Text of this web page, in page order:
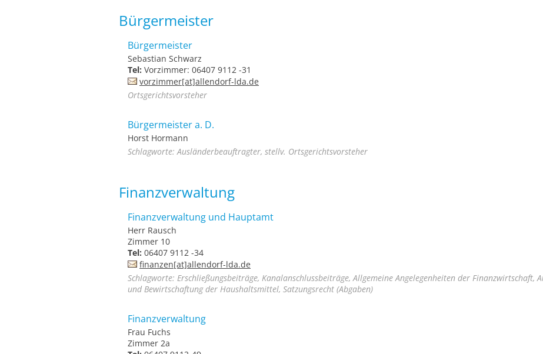
Bürgermeister
Bürgermeister
Sebastian Schwarz
Tel: Vorzimmer: 06407 9112 -31
vorzimmer[at]allendorf-lda.de
Ortsgerichtsvorsteher
Bürgermeister a. D.
Horst Hormann
Schlagworte: Ausländerbeauftragter, stellv. Ortsgerichtsvorsteher
Finanzverwaltung
Finanzverwaltung und Hauptamt
Herr Rausch
Zimmer 10
Tel: 06407 9112 -34
finanzen[at]allendorf-lda.de
Schlagworte: Erschließungsbeiträge, Kanalanschlussbeiträge, Allgemeine Angelegenheiten der Finanzwirtschaft,
und Bewirtschaftung der Haushaltsmittel, Satzungsrecht (Abgaben)
Finanzverwaltung
Frau Fuchs
Zimmer 2a